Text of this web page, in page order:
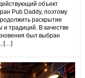
объект
Pub Daddy​, поэтому
раскрытие
и традиций. В качестве
был выбран
[…]